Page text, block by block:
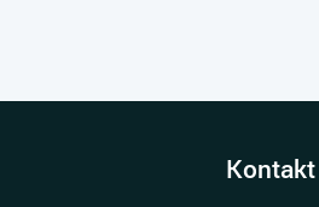
Kontakt